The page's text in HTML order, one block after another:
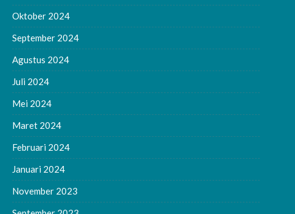
Oktober 2024
September 2024
Agustus 2024
Juli 2024
Mei 2024
Maret 2024
Februari 2024
Januari 2024
November 2023